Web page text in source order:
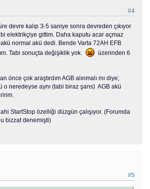
#4
devre kalıp 3-5 saniye sonra devreden çıkıyor
elektrikçiye gittim. Daha kaputu acar açmaz
normal akü dedi. Bende Varta 72AH EFB
Tabi sonuçta değişiklik yok.
üzerinden 6
önce çok araştırdım AGB alınmalı mı diye;
o neredeyse aynı (tabi biraz şans) AGB akü
StartStop özelliği düzgün çalışıyor. (Forumda
bizzat denemişti)
#5